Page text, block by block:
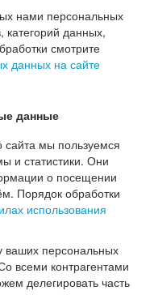
нами персональных
категорий данных,
смотрите
данных на сайте
данные
мы пользуемся
и статистики. Они
о посещении
Порядок обработки
использования
ваших персональных
всеми контрагентами
делегировать часть